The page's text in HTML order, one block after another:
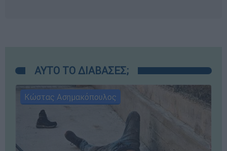
ΑΥΤΟ ΤΟ ΔΙΑΒΑΣΕΣ;
Κώστας Ασημακόπουλος